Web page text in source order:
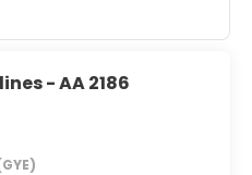
- AA 2186